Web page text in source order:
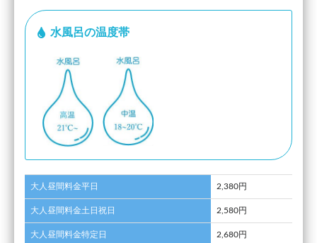
水風呂の温度帯
大人昼間料金平日 2,380円
大人昼間料金土日祝日 2,580円
大人昼間料金特定日 2,680円